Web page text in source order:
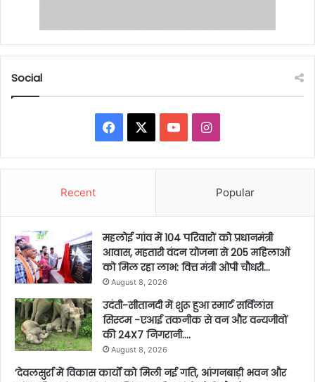
Social
Facebook YouTubeInstagram
Recent Popular
महलोई गांव में 104 परिवारों को प्रधानमंत्री
आवास, महतारी वंदन योजना से 205 महिलाओं
को मिल रहा लाभ: वित्त मंत्री ओपी चौधरी…
August 8, 2026
उदंती-सीतानदी में शुरू हुआ स्मार्ट सर्विलांस
सिस्टम -एआई तकनीक से वन और वन्यजीवों
की 24X7 निगरानी….
August 8, 2026
’देवलसुर्रा में विकास कार्यों को मिली नई गति, आंगनबाड़ी भवन और